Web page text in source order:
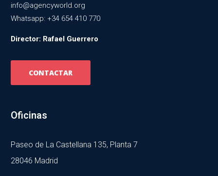
info@agencyworld.org
Whatsapp: +34 654 410 770
Director: Rafael Guerrero
CONTACTAR
Oficinas
Paseo de La Castellana 135, Planta 7
28046 Madrid